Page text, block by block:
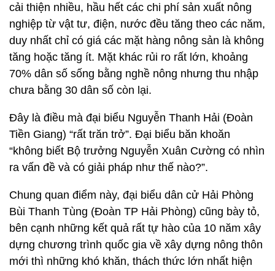
cải thiện nhiều, hầu hết các chi phí sản xuất nông
nghiệp từ vật tư, điện, nước đều tăng theo các năm,
duy nhất chỉ có giá các mặt hàng nông sản là không
tăng hoặc tăng ít. Mặt khác rủi ro rất lớn, khoảng
70% dân số sống bằng nghề nông nhưng thu nhập
chưa bằng 30 dân số còn lại.
Đây là điều mà đại biểu Nguyễn Thanh Hải (Đoàn
Tiền Giang) “rất trăn trở”. Đại biểu băn khoăn
“không biết Bộ trưởng Nguyễn Xuân Cường có nhìn
ra vấn đề và có giải pháp như thế nào?”.
Chung quan điểm này, đại biểu dân cử Hải Phòng
Bùi Thanh Tùng (Đoàn TP Hải Phòng) cũng bày tỏ,
bên cạnh những kết quả rất tự hào của 10 năm xây
dựng chương trình quốc gia về xây dựng nông thôn
mới thì những khó khăn, thách thức lớn nhất hiện